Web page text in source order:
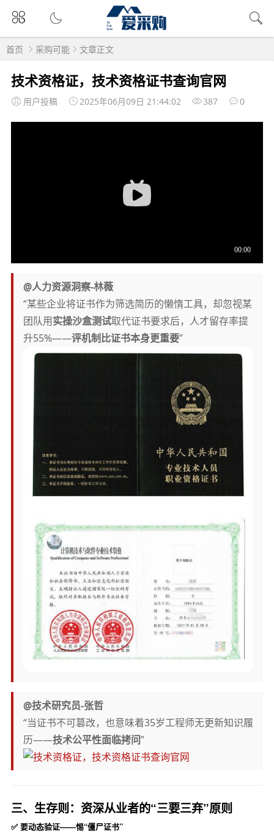
首页 采购可能 文章正文
技术资格证，技术资格证书查询官网
用户投稿 2025年06月09日 21:44:02 387 0
@人力资源洞察-林薇
“某些企业将证书作为筛选简历的懒惰工具，却忽视某
团队用实操沙盒测试取代证书要求后，人才留存率提
升55%——评机制比证书本身更重要”
@技术研究员-张哲
“当证书不可篡改，也意味着35岁工程师无更新知识履
历——技术公平性面临拷问”
三、 生存则：资深从业者的“三要三弃”原则
✅ 要动态验证——惕“僵尸证书”